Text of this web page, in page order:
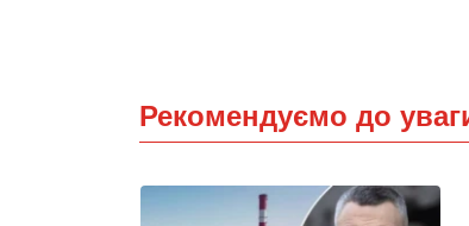
Рекомендуємо до